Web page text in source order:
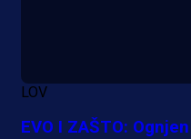
LOV
EVO I ZAŠTO: